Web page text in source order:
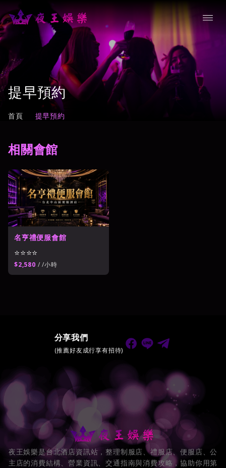
提早預約
首頁 提早預約
相關會館
名亨禮便服會館
⭐⭐⭐⭐
$2,580 / /小時
分享我們
(推薦好友成行享有招待)
夜王娛樂是台北酒店資訊站，整理制服店、禮服店、便服店、公
主店的消費結構、營業資訊、交通指南與消費攻略，協助你用第